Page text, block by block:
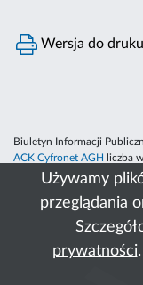
Używamy
przeglądania
prywatności
Wersja do druku
Biuletyn Informacji
ACK Cyfronet AGH
liczba